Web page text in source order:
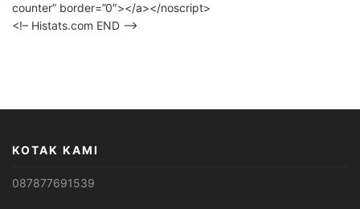
counter” border=”0″></a></noscript>
<!– Histats.com END –>
KOTAK KAMI
087877691539